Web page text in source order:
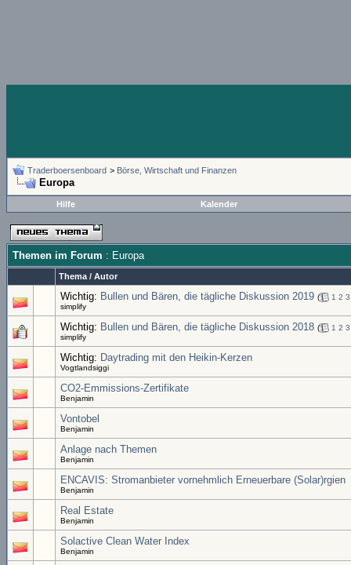
Traderboersenboard > Börse, Wirtschaft und Finanzen
Europa
Hilfe Kalender
Themen im Forum : Europa
Thema / Autor
Wichtig: Bullen und Bären, die tägliche Diskussion 2019 ( 1 2 3
simplify
Wichtig: Bullen und Bären, die tägliche Diskussion 2018 ( 1 2 3
simplify
Wichtig: Daytrading mit den Heikin-Kerzen
Vogtlandsiggi
CO2-Emmissions-Zertifikate
Benjamin
Vontobel
Benjamin
Anlage nach Themen
Benjamin
ENCAVIS: Stromanbieter vornehmlich Erneuerbare (Solar)rgien
Benjamin
Real Estate
Benjamin
Solactive Clean Water Index
Benjamin